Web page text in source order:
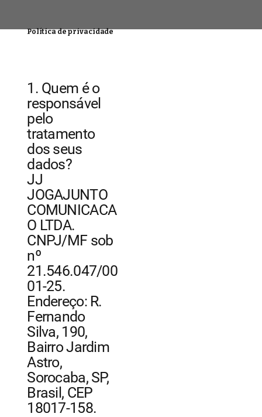
Política de privacidade
1. Quem é o
responsável
pelo
tratamento
dos seus
dados?
JJ
JOGAJUNTO
COMUNICACA
O LTDA.
CNPJ/MF sob
nº
21.546.047/00
01-25.
Endereço: R.
Fernando
Silva, 190,
Bairro Jardim
Astro,
Sorocaba, SP,
Brasil, CEP
18017-158.